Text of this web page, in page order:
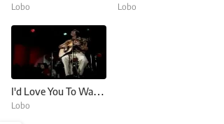
Lobo Lobo
I'd Love You To Want Me (old)
Lobo